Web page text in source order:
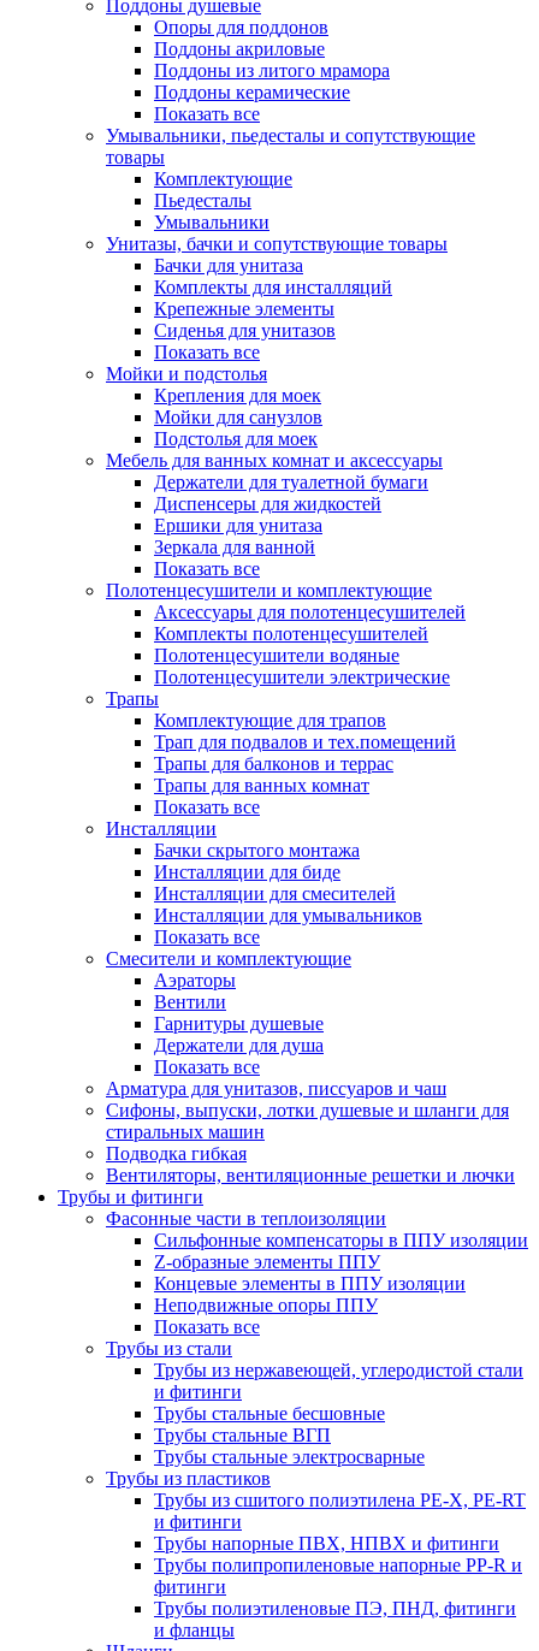
Поддоны душевые
Опоры для поддонов
Поддоны акриловые
Поддоны из литого мрамора
Поддоны керамические
Показать все
Умывальники, пьедесталы и сопутствующие
товары
Комплектующие
Пьедесталы
Умывальники
Унитазы, бачки и сопутствующие товары
Бачки для унитаза
Комплекты для инсталляций
Крепежные элементы
Сиденья для унитазов
Показать все
Мойки и подстолья
Крепления для моек
Мойки для санузлов
Подстолья для моек
Мебель для ванных комнат и аксессуары
Держатели для туалетной бумаги
Диспенсеры для жидкостей
Ершики для унитаза
Зеркала для ванной
Показать все
Полотенцесушители и комплектующие
Аксессуары для полотенцесушителей
Комплекты полотенцесушителей
Полотенцесушители водяные
Полотенцесушители электрические
Трапы
Комплектующие для трапов
Трап для подвалов и тех.помещений
Трапы для балконов и террас
Трапы для ванных комнат
Показать все
Инсталляции
Бачки скрытого монтажа
Инсталляции для биде
Инсталляции для смесителей
Инсталляции для умывальников
Показать все
Смесители и комплектующие
Аэраторы
Вентили
Гарнитуры душевые
Держатели для душа
Показать все
Арматура для унитазов, писсуаров и чаш
Сифоны, выпуски, лотки душевые и шланги для
стиральных машин
Подводка гибкая
Вентиляторы, вентиляционные решетки и лючки
Трубы и фитинги
Фасонные части в теплоизоляции
Cильфонные компенсаторы в ППУ изоляции
Z-образные элементы ППУ
Концевые элементы в ППУ изоляции
Неподвижные опоры ППУ
Показать все
Трубы из стали
Трубы из нержавеющей, углеродистой стали
и фитинги
Трубы стальные бесшовные
Трубы стальные ВГП
Трубы стальные электросварные
Трубы из пластиков
Трубы из сшитого полиэтилена PE-X, PE-RT
и фитинги
Трубы напорные ПВХ, НПВХ и фитинги
Трубы полипропиленовые напорные PP-R и
фитинги
Трубы полиэтиленовые ПЭ, ПНД, фитинги
и фланцы